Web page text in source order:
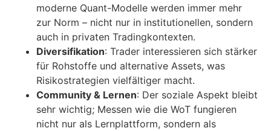
moderne Quant-Modelle werden immer mehr
zur Norm – nicht nur in institutionellen, sondern
auch in privaten Tradingkontexten.
Diversifikation: Trader interessieren sich stärker
für Rohstoffe und alternative Assets, was
Risikostrategien vielfältiger macht.
Community & Lernen: Der soziale Aspekt bleibt
sehr wichtig; Messen wie die WoT fungieren
nicht nur als Lernplattform, sondern als